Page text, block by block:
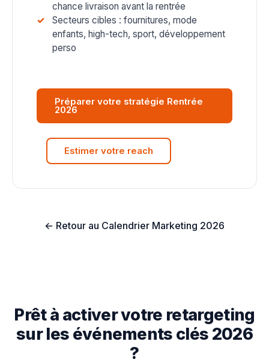
chance livraison avant la rentrée
Secteurs cibles : fournitures, mode
enfants, high-tech, sport, développement
perso
Préparer votre stratégie Rentrée
2026
Estimer votre reach
← Retour au Calendrier Marketing 2026
Prêt à activer votre retargeting
sur les événements clés 2026
?